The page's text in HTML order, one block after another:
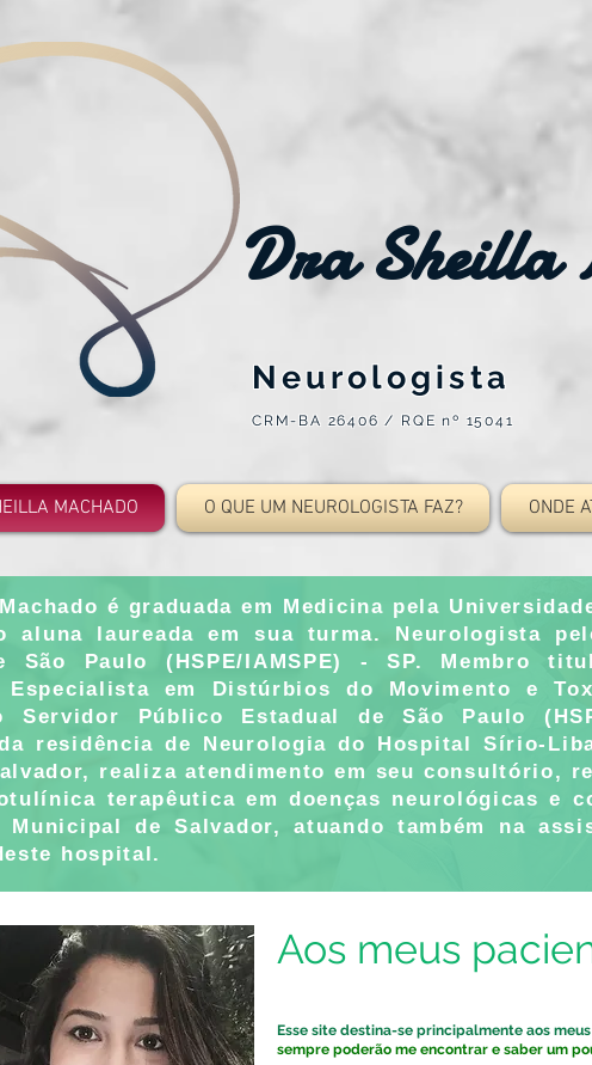
Dra Sheilla
Neurologista
CRM-BA 26406 / RQE nº 15041
MACHADO O QUE UM NEUROLOGISTA FAZ? ONDE
Aos meus
Esse site destina-se principalmente aos
sempre poderão me encontrar e saber um
é graduada em Medicina pela
aluna laureada em sua turma. Neurologista
São Paulo (HSPE/IAMSPE) - SP. Membro
Especialista em Distúrbios do Movimento e
Servidor Público Estadual de São Paulo
residência de Neurologia do Hospital Sírio-
realiza atendimento em seu consultório,
terapêutica em doenças neurológicas e
Municipal de Salvador, atuando também na
hospital.